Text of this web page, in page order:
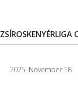
2025. November 18